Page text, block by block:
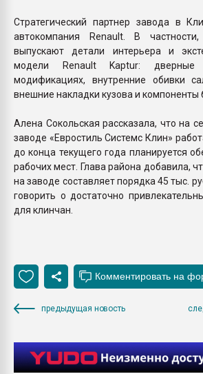
Стратегический партнер завода в
автокомпания Renault. В
выпускают детали интерьера и
модели Renault Kaptur:
модификациях, внутренние обивки
внешние накладки кузова и компоненты
Алена Сокольская рассказала, что на
заводе «Евростиль Системс Клин»
до конца текущего года планируется
рабочих мест. Глава района добавила,
на заводе составляет порядка 45 тыс.
говорить о достаточно
для клинчан.
предыдущая новость